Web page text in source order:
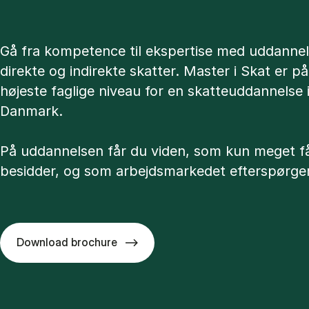
Gå fra kompetence til ekspertise med
direkte og indirekte skatter. Master i Skat er
højeste faglige niveau for en skatteuddannelse i
Danmark.
På uddannelsen får du viden, som kun meget
besidder, og som arbejdsmarkedet
Download brochure